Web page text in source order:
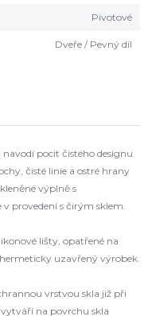
Pivotové
Dveře / Pevný díl
pocit čistého designu
čisté linie a ostré hrany
výplně s
provedení s čirým sklem.
lišty, opatřené na
uzavřený výrobek.
vrstvou skla již při
na povrchu skla